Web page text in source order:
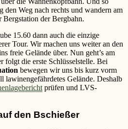
den Weg nach rechts und wandern am
der Bergbahn.
15.60 dann auch die einzige
Tour. Wir machen uns weiter an den
freie Gelände über. Nun geht’s am
folgt die erste Schlüsselstelle. Bei
bewegen wir uns bis kurz vorm
lawinengefährdetes Gelände. Deshalb
prüfen und LVS-
den Bschießer